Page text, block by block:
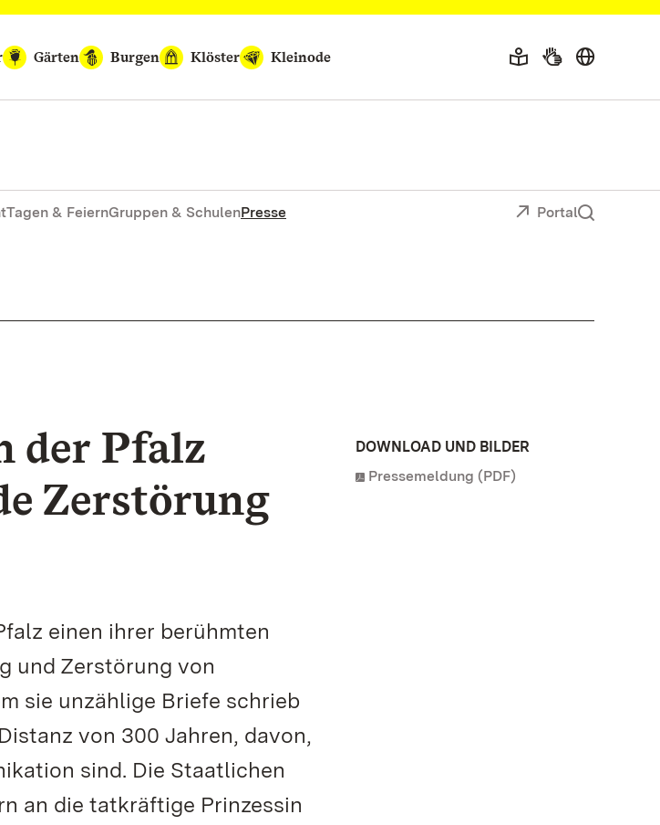
Gärten Burgen Klöster Kleinode
Tagen & FeiernGruppen & SchulenPresse Portal
der Pfalz
Zerstörung
einen ihrer berühmten
und Zerstörung von
sie unzählige Briefe schrieb
von 300 Jahren, davon,
sind. Die Staatlichen
an die tatkräftige Prinzessin
DOWNLOAD UND BILDER
Pressemeldung (PDF)